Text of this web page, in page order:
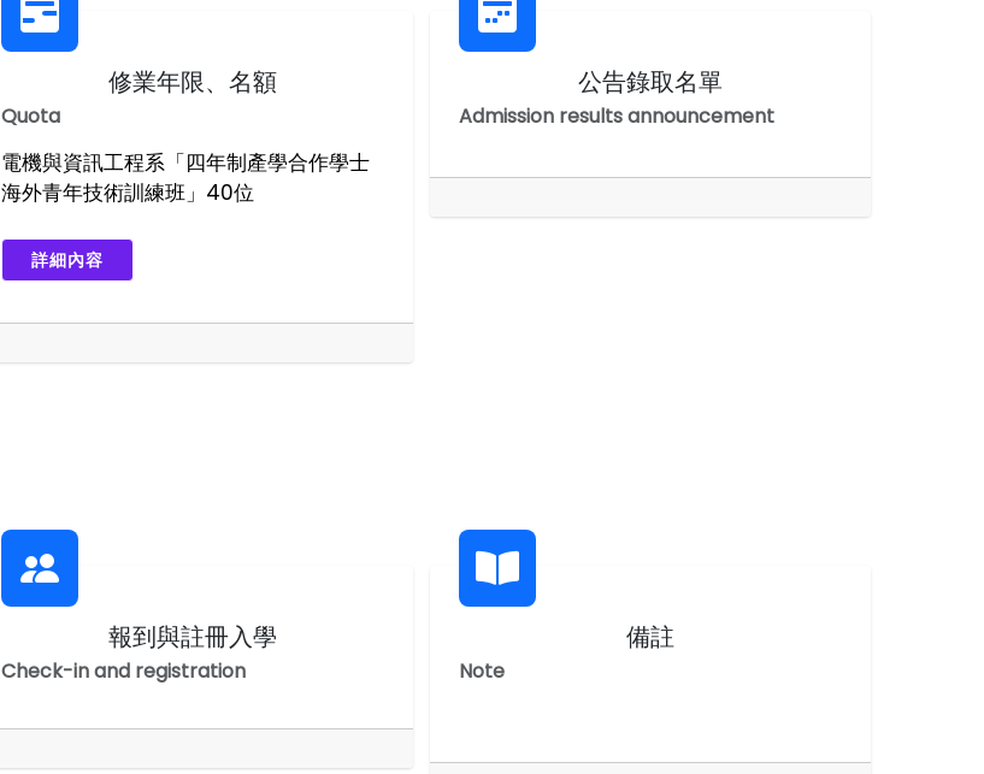
修業年限、名額
Quota
電機與資訊工程系「四年制產學合作學士
海外青年技術訓練班」40位
詳細內容
公告錄取名單
Admission results announcement
報到與註冊入學
Check-in and registration
備註
Note